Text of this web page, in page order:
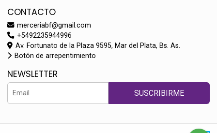
CONTACTO
merceriabf@gmail.com
+5492235944996
Av. Fortunato de la Plaza 9595, Mar del Plata, Bs. As.
Botón de arrepentimiento
NEWSLETTER
SUSCRIBIRME